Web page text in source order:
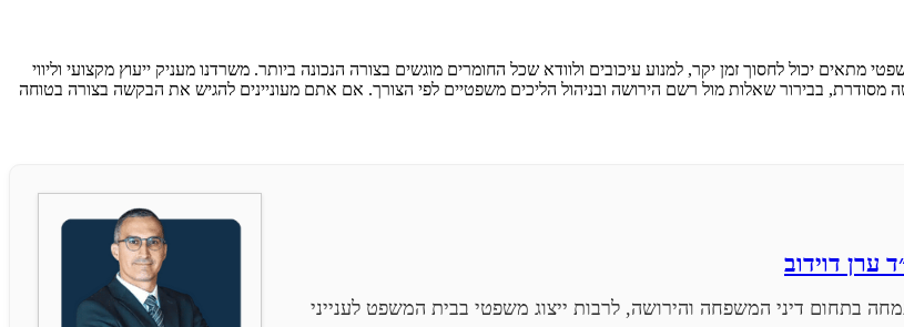
מתאים יכול לחסוך זמן יקר, למנוע עיכובים ולוודא שכל החומרים מוגשים בצורה הנכונה ביותר. משרדנו מעניק ייעוץ מקצועי וליווי
בבירור שאלות מול רשם הירושה ובניהול הליכים משפטיים לפי הצורך. אם אתם מעוניינים להגיש את הבקשה בצורה בטוחה
ערן דוידוב
בתחום דיני המשפחה והירושה, לרבות ייצוג משפטי בבית המשפט לענייני